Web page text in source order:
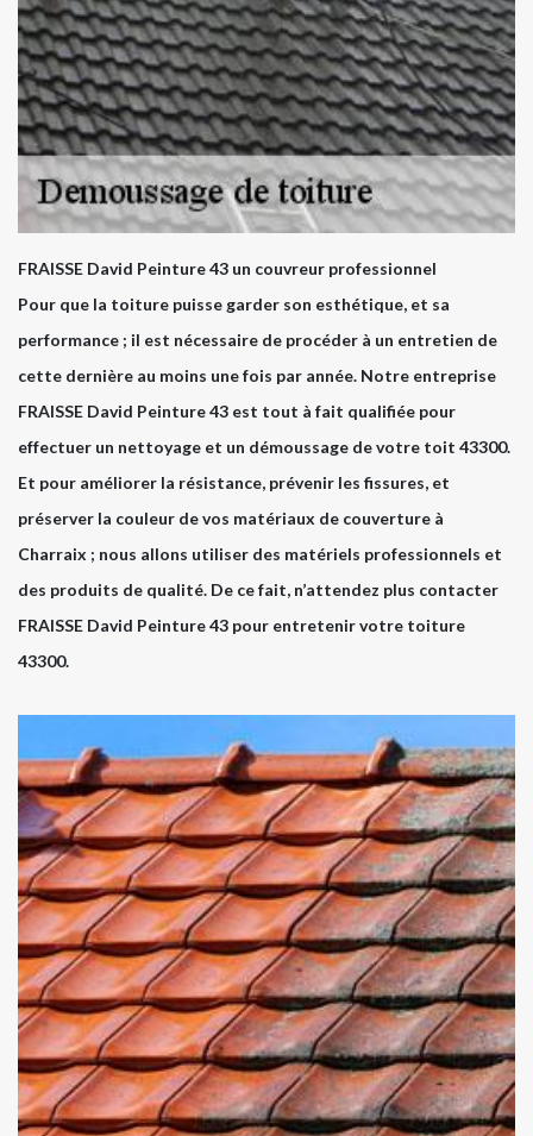
FRAISSE David Peinture 43 un couvreur professionnel
Pour que la toiture puisse garder son esthétique, et sa
performance ; il est nécessaire de procéder à un entretien de
cette dernière au moins une fois par année. Notre entreprise
FRAISSE David Peinture 43 est tout à fait qualifiée pour
effectuer un nettoyage et un démoussage de votre toit 43300.
Et pour améliorer la résistance, prévenir les fissures, et
préserver la couleur de vos matériaux de couverture à
Charraix ; nous allons utiliser des matériels professionnels et
des produits de qualité. De ce fait, n’attendez plus contacter
FRAISSE David Peinture 43 pour entretenir votre toiture
43300.